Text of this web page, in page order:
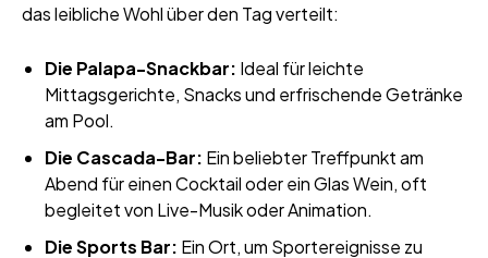
das leibliche Wohl über den Tag verteilt:
Die Palapa-Snackbar: Ideal für leichte
Mittagsgerichte, Snacks und erfrischende Getränke
am Pool.
Die Cascada-Bar: Ein beliebter Treffpunkt am
Abend für einen Cocktail oder ein Glas Wein, oft
begleitet von Live-Musik oder Animation.
Die Sports Bar: Ein Ort, um Sportereignisse zu